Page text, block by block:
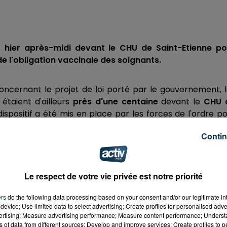
après-midi devant le CHU de Saint-Etienne
l'obligation vaccinale des soignants.
le projet de loi porté par le gouvernement,
d'ailleurs près d'une centainedevant le CHU
a été mis en place par les forces de l'ordre
r, les manifestants étaient entrés dans le CHU.
concernant le projet de
Le respect de votre vie privée est notre priorité
do the following data processing based on your consent and/or our legitimate
Use limited data to select advertising; Create profiles for personalised
Measure advertising performance; Measure content performance;
of data from different sources; Develop and improve services; Create profiles to